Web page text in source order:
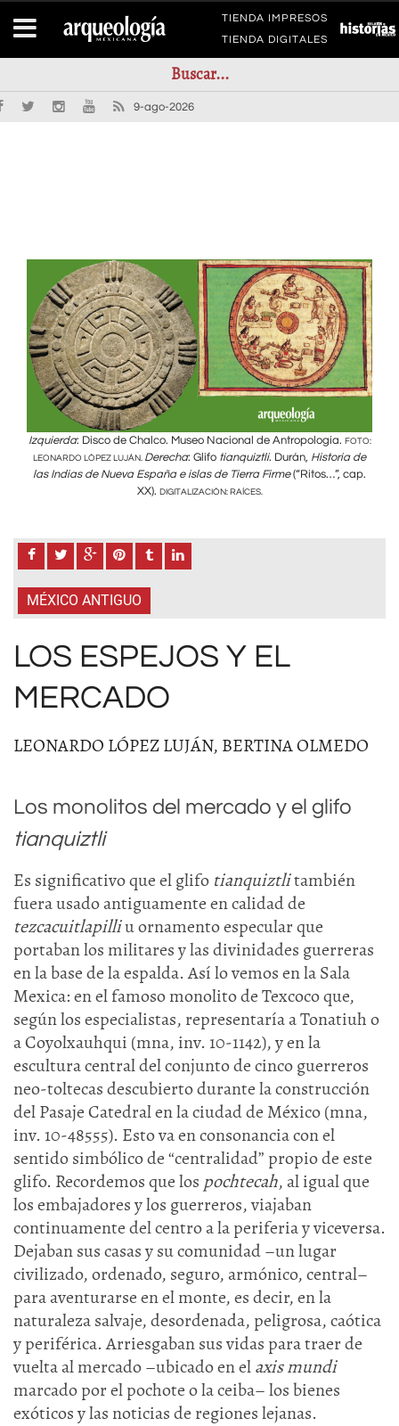
TIENDA IMPRESOS
TIENDA DIGITALES
9-ago-2026
Izquierda: Disco de Chalco. Museo Nacional de Antropología. FOTO:
LEONARDO LÓPEZ LUJÁN. Derecha: Glifo tianquiztli. Durán, Historia de
las Indias de Nueva España e islas de Tierra Firme(“Ritos…”, cap.
XX). DIGITALIZACIÓN: RAÍCES.
MÉXICO ANTIGUO
LOS ESPEJOS Y EL
MERCADO
LEONARDO LÓPEZ LUJÁN, BERTINA OLMEDO
Los monolitos del mercado y el glifo
tianquiztli
Es significativo que el glifo tianquiztlitambién
fuera usado antiguamente en calidad de
tezcacuitlapilliu ornamento especular que
portaban los militares y las divinidades guerreras
en la base de la espalda. Así lo vemos en la Sala
Mexica: en el famoso monolito de Texcoco que,
según los especialistas, representaría a Tonatiuh o
a Coyolxauhqui (mna, inv. 10-1142), y en la
escultura central del conjunto de cinco guerreros
neo-toltecas descubierto durante la construcción
del Pasaje Catedral en la ciudad de México (mna,
inv. 10-48555). Esto va en consonancia con el
sentido simbólico de “centralidad” propio de este
glifo. Recordemos que los pochtecah, al igual que
los embajadores y los guerreros, viajaban
continuamente del centro a la periferia y viceversa.
Dejaban sus casas y su comunidad –un lugar
civilizado, ordenado, seguro, armónico, central–
para aventurarse en el monte, es decir, en la
naturaleza salvaje, desordenada, peligrosa, caótica
y periférica. Arriesgaban sus vidas para traer de
vuelta al mercado –ubicado en elaxis mundi
marcado por el pochote o la ceiba– los bienes
exóticos y las noticias de regiones lejanas.